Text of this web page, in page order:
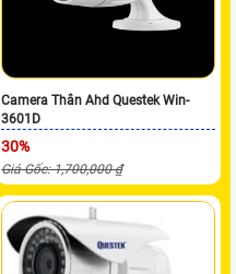
Camera Thân Ahd Questek Win-
3601D
30%
Giá Gốc: 1,700,000 ₫